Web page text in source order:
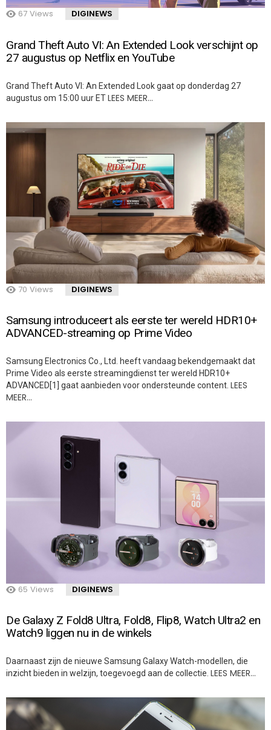
67 Views DIGINEWS
Grand Theft Auto VI: An Extended Look verschijnt op
27 augustus op Netflix en YouTube
Grand Theft Auto VI: An Extended Look gaat op donderdag 27
augustus om 15:00 uur ETLEES MEER…
70 Views DIGINEWS
Samsung introduceert als eerste ter wereld HDR10+
ADVANCED-streaming op Prime Video
Samsung Electronics Co., Ltd. heeft vandaag bekendgemaakt dat
Prime Video als eerste streamingdienst ter wereld HDR10+
ADVANCED[1] gaat aanbieden voor ondersteunde content. LEES
MEER…
65 Views DIGINEWS
De Galaxy Z Fold8 Ultra, Fold8, Flip8, Watch Ultra2 en
Watch9 liggen nu in de winkels
Daarnaast zijn de nieuwe Samsung Galaxy Watch-modellen, die
inzicht bieden in welzijn, toegevoegd aan de collectie. LEES MEER…